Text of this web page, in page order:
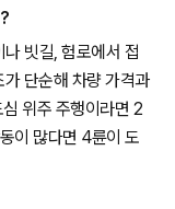
빗길, 험로에서 접
단순해 차량 가격과
위주 주행이라면 2
이 많다면 4륜이 도